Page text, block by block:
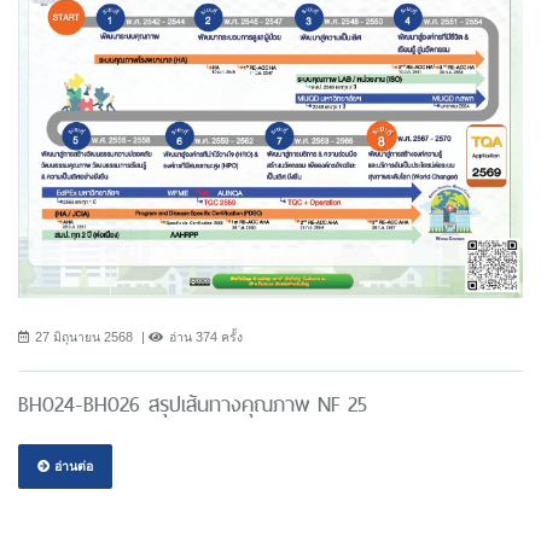
27 มิถุนายน 2568 อ่าน 374 ครั้ง
BH024-BH026 สรุปเส้นทางคุณภาพ NF 25
อ่านต่อ